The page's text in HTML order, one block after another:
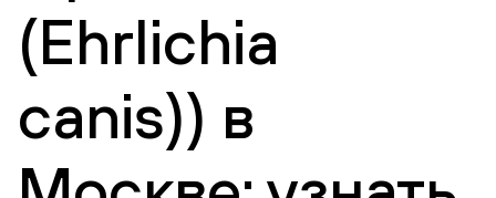
(Ehrlichia
canis)) в